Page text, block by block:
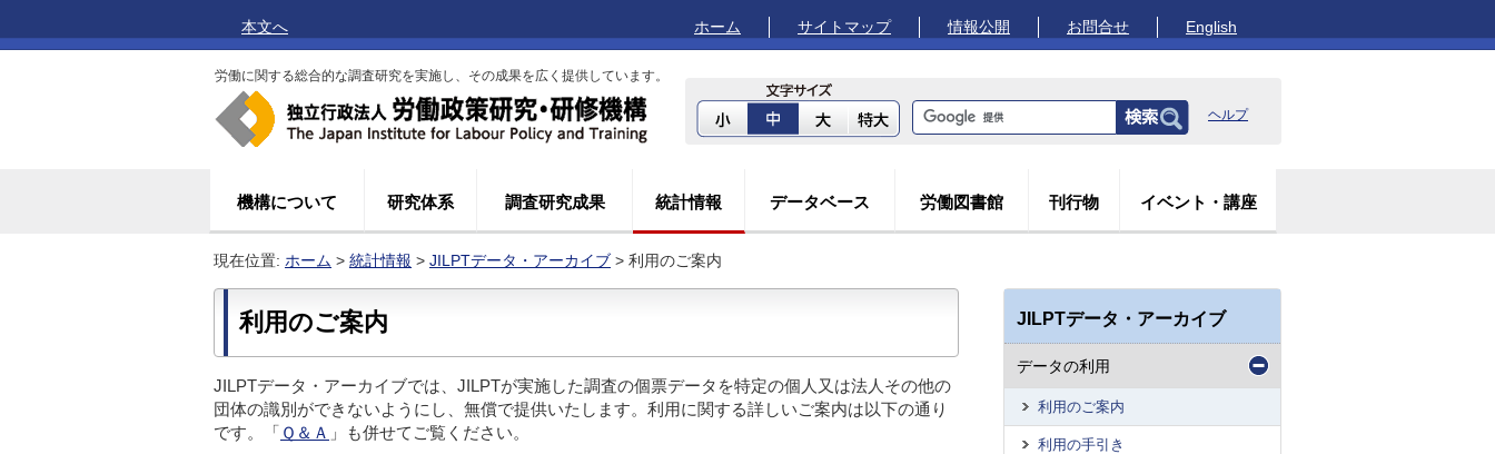
本文へ ホーム サイトマップ 情報公開 お問合せ English
労働に関する総合的な調査研究を実施し、その成果を広く提供しています。
ヘルプ
機構について 研究体系 調査研究成果 統計情報 データベース 労働図書館 刊行物 イベント・講座
現在位置: ホーム > 統計情報 > JILPTデータ・アーカイブ > 利用のご案内
利用のご案内
JILPTデータ・アーカイブでは、JILPTが実施した調査の個票データを特定の個人又は法人その他の
団体の識別ができないようにし、無償で提供いたします。利用に関する詳しいご案内は以下の通り
です。「 Ｑ＆Ａ 」も併せてご覧ください。
JILPTデータ・アーカイブ
データの利用
利用のご案内
利用の手引き